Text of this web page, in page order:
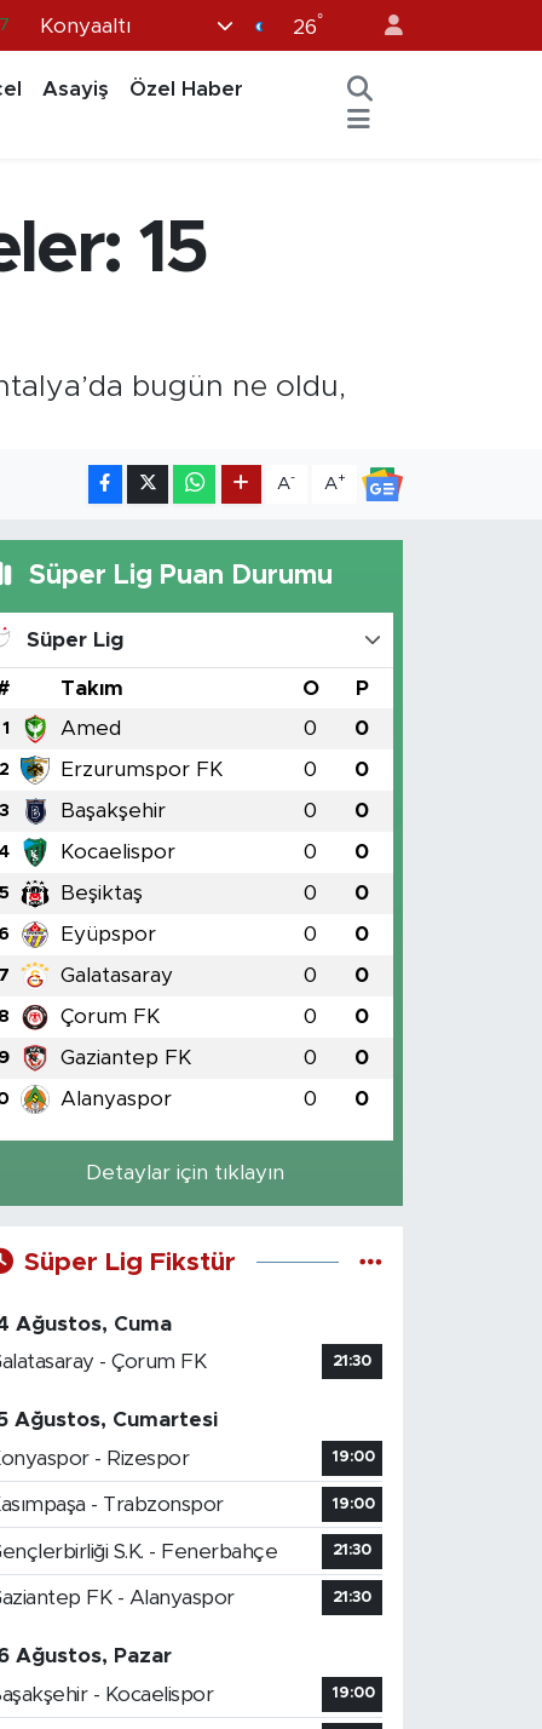
Konyaaltı 26°
Asayiş
Özel Haber
15
bugün ne oldu,
A- A+
Süper Lig Puan Durumu
Süper Lig
Takım O P
1 Amed 0 0
2 Erzurumspor FK 0 0
3 Başakşehir 0 0
Kocaelispor 0 0
5 Beşiktaş 0 0
6 Eyüpspor 0 0
7 Galatasaray 0 0
8 Çorum FK 0 0
9 Gaziantep FK 0 0
Alanyaspor 0 0
Detaylar için tıklayın
Süper Lig Fikstür
Ağustos, Cuma
- Çorum FK
21:30
Ağustos, Cumartesi
- Rizespor
19:00
- Trabzonspor 19:00
S.K. - Fenerbahçe 21:30
FK - Alanyaspor 21:30
Ağustos, Pazar
- Kocaelispor
19:00